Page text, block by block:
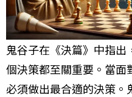
鬼谷子在《決篇》中指出
個決策都至關重要。當面
必須做出最合適的決策。